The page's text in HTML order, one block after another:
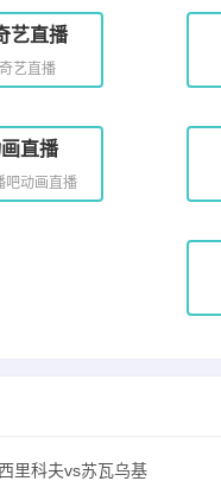
艺直播
艺直播
直播
吧动画直播
里科夫vs苏瓦乌基